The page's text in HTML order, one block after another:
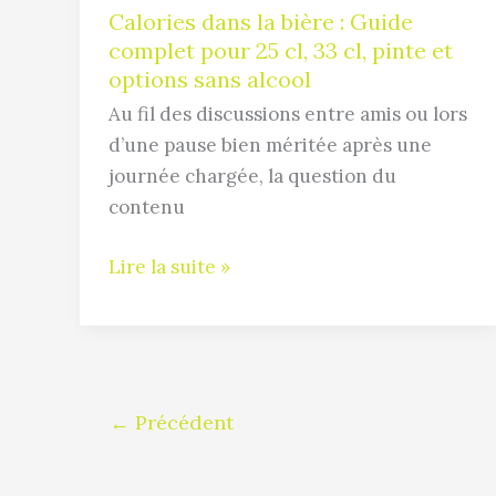
Calories dans la bière : Guide
complet pour 25 cl, 33 cl, pinte et
options sans alcool
Au fil des discussions entre amis ou lors
d’une pause bien méritée après une
journée chargée, la question du
contenu
cl,
33
cl,
pinte
et
options
sans
Lire la suite »
← Précédent